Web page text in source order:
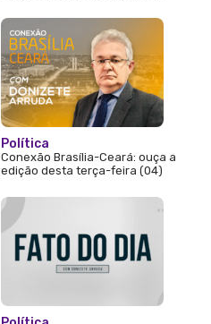
Política
Conexão Brasília-Ceará: ouça a
edição desta terça-feira (04)